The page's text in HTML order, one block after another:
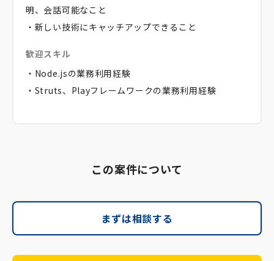
明、会話可能なこと
・新しい技術にキャッチアップできること
歓迎スキル
・Node.jsの業務利用経験
・Struts、Playフレームワークの業務利用経験
この案件について
まずは相談する